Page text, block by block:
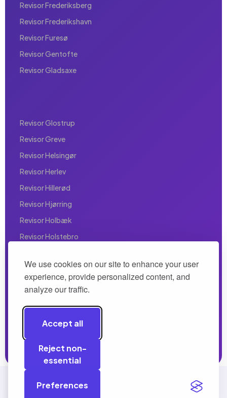
We use cookies on our site to enhance your user
experience, provide personalized content, and
analyze our traffic.
Accept all
Reject non-
essential
Preferences
Revisor Frederiksberg
Revisor Frederikshavn
Revisor Furesø
Revisor Gentofte
Revisor Gladsaxe
Revisor Glostrup
Revisor Greve
Revisor Helsingør
Revisor Herlev
Revisor Hillerød
Revisor Hjørring
Revisor Holbæk
Revisor Holstebro
Revisor Hørsholm
Revisor Hvidovre